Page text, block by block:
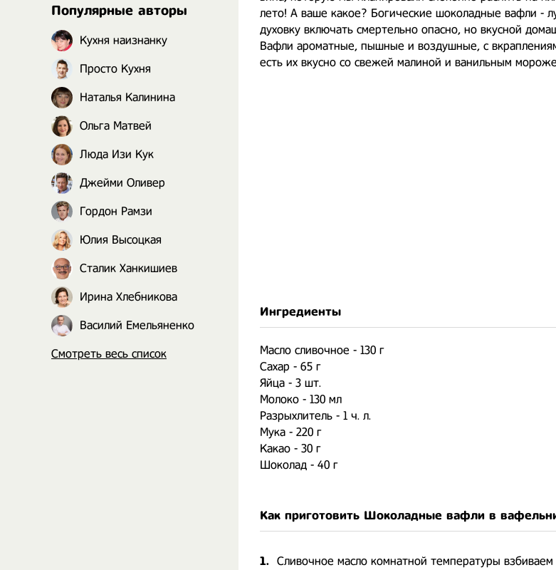
лето! А ваше какое? Богические шоколадные вафли -
духовку включать смертельно опасно, но вкусной
Вафли ароматные, пышные и воздушные, с
есть их вкусно со свежей малиной и ванильным
Ингредиенты
Масло сливочное - 130 г
Сахар - 65 г
Яйца - 3 шт.
Молоко - 130 мл
Разрыхлитель - 1 ч. л.
Мука - 220 г
Какао - 30 г
Шоколад - 40 г
Как приготовить Шоколадные вафли в
1. Сливочное масло комнатной температуры
Популярные авторы
Кухня наизнанку
Просто Кухня
Наталья Калинина
Ольга Матвей
Люда Изи Кук
Джейми Оливер
Гордон Рамзи
Юлия Высоцкая
Сталик Ханкишиев
Ирина Хлебникова
Василий Емельяненко
Смотреть весь список